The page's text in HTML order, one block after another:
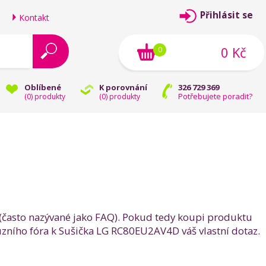
Kontakt
Oblíbené
(0) produkty
K porovnání
(0) produkty
326 729 369
Potřebujete poradit?
Přihlásit se
0 Kč
0
nazývané jako FAQ). Pokud tedy koupi produktu
fóra k Sušička LG RC80EU2AV4D váš vlastní dotaz.